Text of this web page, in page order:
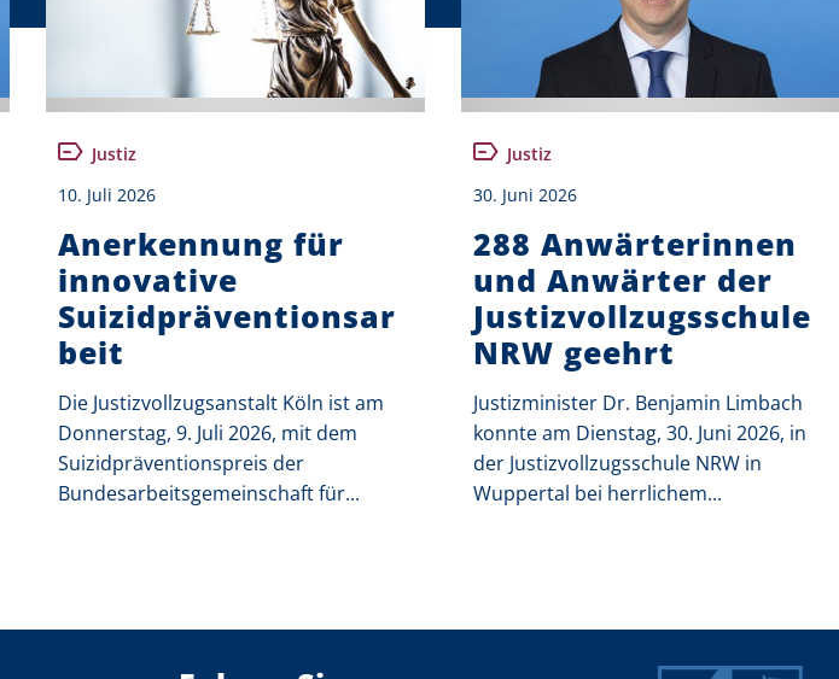
Justiz
10. Juli 2026
Anerkennung für
innovative
Suizidpräventionsar
beit
Die Justizvollzugsanstalt Köln ist am
Donnerstag, 9. Juli 2026, mit dem
Suizidpräventionspreis der
Bundesarbeitsgemeinschaft für...
Justiz
30. Juni 2026
288 Anwärterinnen
und Anwärter der
Justizvollzugsschule
NRW geehrt
Justizminister Dr. Benjamin Limbach
konnte am Dienstag, 30. Juni 2026, in
der Justizvollzugsschule NRW in
Wuppertal bei herrlichem...